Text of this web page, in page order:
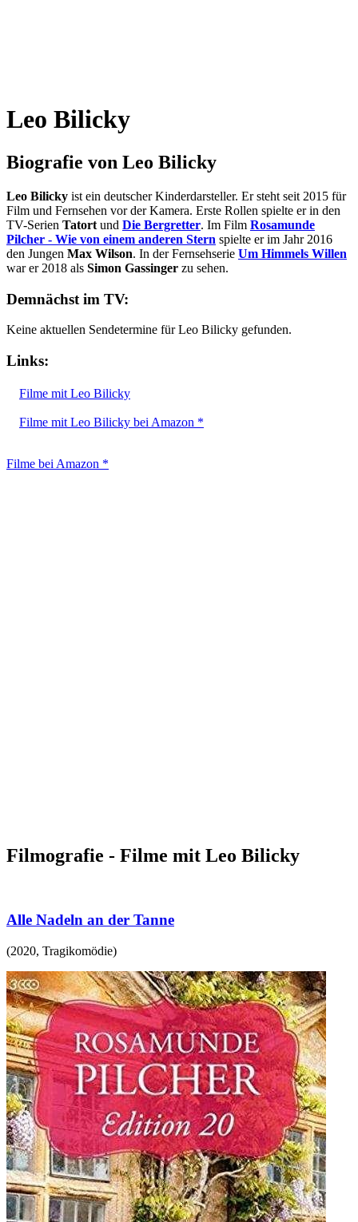
Leo Bilicky
Biografie von Leo Bilicky
Leo Bilicky ist ein deutscher Kinderdarsteller. Er steht seit 2015 für
Film und Fernsehen vor der Kamera. Erste Rollen spielte er in den
TV-Serien Tatort und Die Bergretter. Im Film Rosamunde
Pilcher - Wie von einem anderen Stern spielte er im Jahr 2016
den Jungen Max Wilson. In der Fernsehserie Um Himmels Willen
war er 2018 als Simon Gassinger zu sehen.
Demnächst im TV:
Keine aktuellen Sendetermine für Leo Bilicky gefunden.
Links:
Filme mit Leo Bilicky
Filme mit Leo Bilicky bei Amazon *
Filme bei Amazon *
Filmografie - Filme mit Leo Bilicky
Alle Nadeln an der Tanne
(2020, Tragikomödie)